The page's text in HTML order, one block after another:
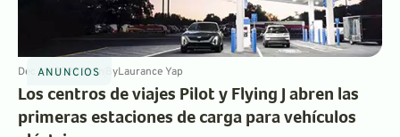
ANUNCIOS
Dec 14, 20233min ByLaurance Yap
Los centros de viajes Pilot y Flying J abren las
primeras estaciones de carga para vehículos